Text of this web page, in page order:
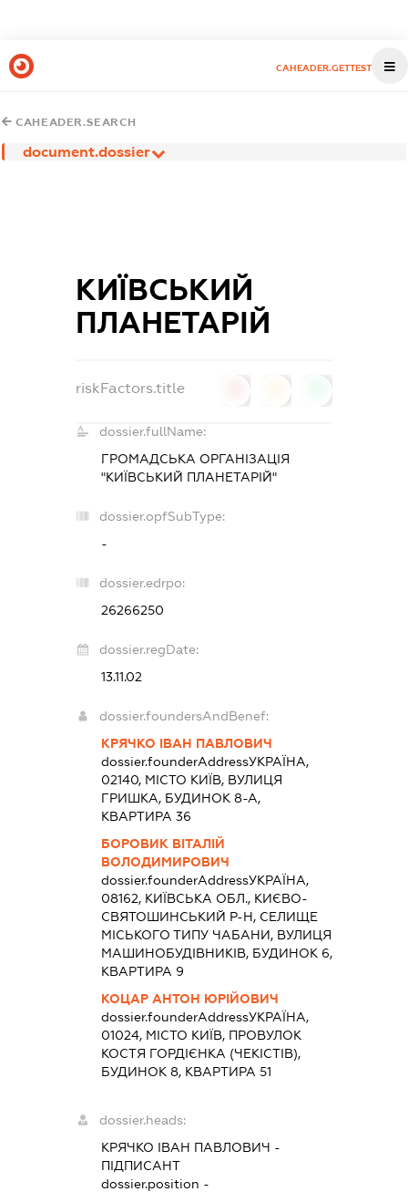
CAHEADER.GETTEST
CAHEADER.SEARCH
document.dossier
КИЇВСЬКИЙ
ПЛАНЕТАРІЙ
riskFactors.title
dossier.fullName:
ГРОМАДСЬКА ОРГАНІЗАЦІЯ
"КИЇВСЬКИЙ ПЛАНЕТАРІЙ"
dossier.opfSubType:
-
dossier.edrpo:
26266250
dossier.regDate:
13.11.02
dossier.foundersAndBenef:
КРЯЧКО ІВАН ПАВЛОВИЧ
dossier.founderAddressУКРАЇНА,
02140, МІСТО КИЇВ, ВУЛИЦЯ
ГРИШКА, БУДИНОК 8-А,
КВАРТИРА 36
БОРОВИК ВІТАЛІЙ
ВОЛОДИМИРОВИЧ
dossier.founderAddressУКРАЇНА,
08162, КИЇВСЬКА ОБЛ., КИЄВО-
СВЯТОШИНСЬКИЙ Р-Н, СЕЛИЩЕ
МІСЬКОГО ТИПУ ЧАБАНИ, ВУЛИЦЯ
МАШИНОБУДІВНИКІВ, БУДИНОК 6,
КВАРТИРА 9
КОЦАР АНТОН ЮРІЙОВИЧ
dossier.founderAddressУКРАЇНА,
01024, МІСТО КИЇВ, ПРОВУЛОК
КОСТЯ ГОРДІЄНКА (ЧЕКІСТІВ),
БУДИНОК 8, КВАРТИРА 51
dossier.heads:
КРЯЧКО ІВАН ПАВЛОВИЧ -
ПІДПИСАНТ
dossier.position -